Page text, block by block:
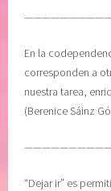
En la
corresponden a
nuestra tarea,
(Berenice Sáinz
“Dejar ir” es